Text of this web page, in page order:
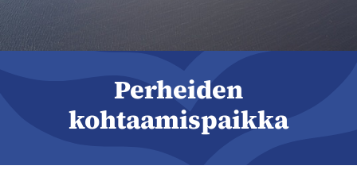
Perheiden
kohtaamispaikka